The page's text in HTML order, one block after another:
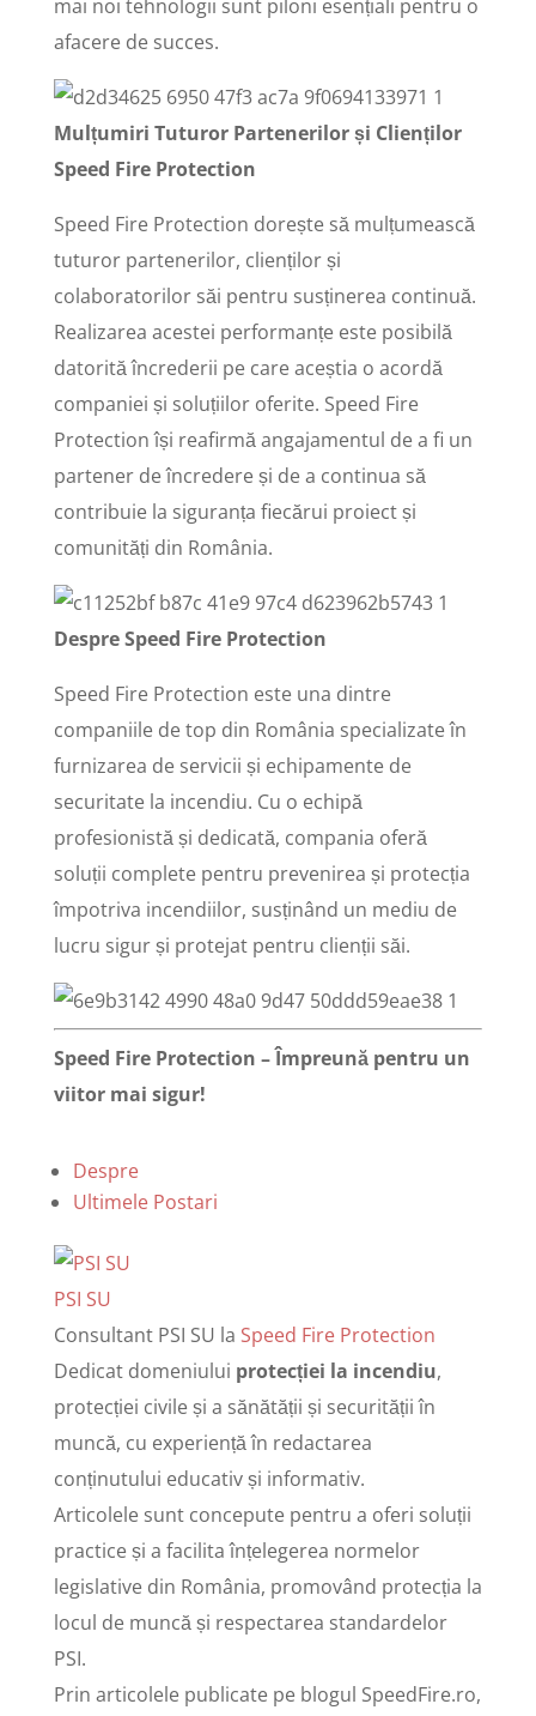
mai noi tehnologii sunt piloni esențiali pentru o
afacere de succes.
Mulțumiri Tuturor Partenerilor și Clienților
Speed Fire Protection
Speed Fire Protection dorește să mulțumească
tuturor partenerilor, clienților și
colaboratorilor săi pentru susținerea continuă.
Realizarea acestei performanțe este posibilă
datorită încrederii pe care aceștia o acordă
companiei și soluțiilor oferite. Speed Fire
Protection își reafirmă angajamentul de a fi un
partener de încredere și de a continua să
contribuie la siguranța fiecărui proiect și
comunități din România.
Despre Speed Fire Protection
Speed Fire Protection este una dintre
companiile de top din România specializate în
furnizarea de servicii și echipamente de
securitate la incendiu. Cu o echipă
profesionistă și dedicată, compania oferă
soluții complete pentru prevenirea și protecția
împotriva incendiilor, susținând un mediu de
lucru sigur și protejat pentru clienții săi.
Speed Fire Protection – Împreună pentru un
viitor mai sigur!
Despre
Ultimele Postari
PSI SU
Consultant PSI SU la Speed Fire Protection
Dedicat domeniului protecției la incendiu,
protecției civile și a sănătății și securității în
muncă, cu experiență în redactarea
conținutului educativ și informativ.
Articolele sunt concepute pentru a oferi soluții
practice și a facilita înțelegerea normelor
legislative din România, promovând protecția la
locul de muncă și respectarea standardelor
PSI.
Prin articolele publicate pe blogul SpeedFire.ro,